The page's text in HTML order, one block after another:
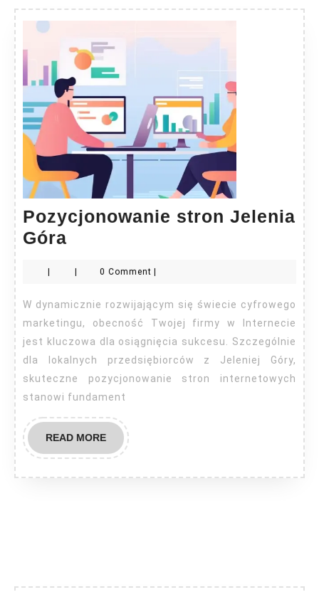
Pozycjonowanie stron Jelenia
Góra
Jelenia
Góra
0 Comment
W dynamicznie rozwijającym się świecie cyfrowego
marketingu, obecność Twojej firmy w Internecie
jest kluczowa dla osiągnięcia sukcesu. Szczególnie
dla lokalnych przedsiębiorców z Jeleniej Góry,
skuteczne pozycjonowanie stron internetowych
stanowi fundament
READ MOREREAD
MORE